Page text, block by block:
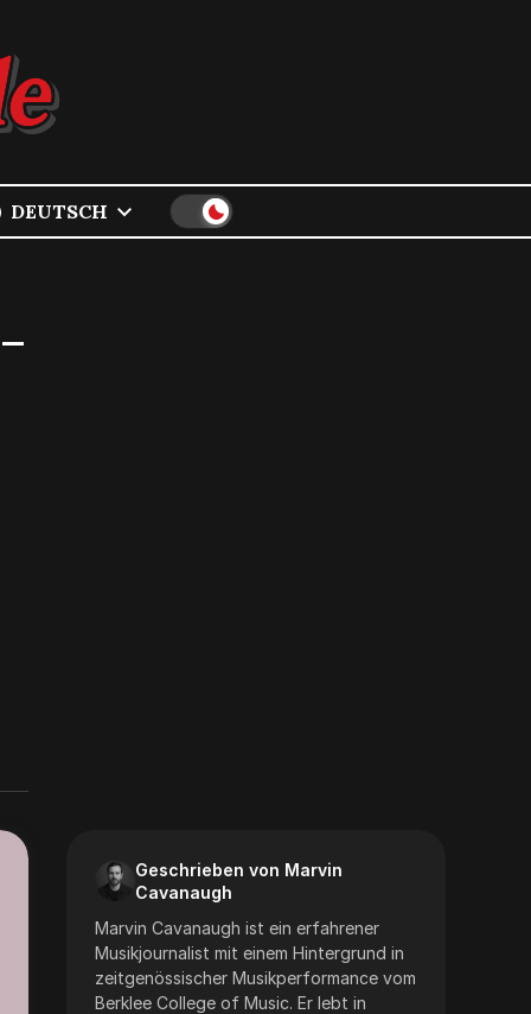
DEUTSCH
Geschrieben von Marvin
Cavanaugh
Marvin Cavanaugh ist ein erfahrener
Musikjournalist mit einem Hintergrund in
zeitgenössischer Musikperformance vom
Berklee College of Music. Er lebt in